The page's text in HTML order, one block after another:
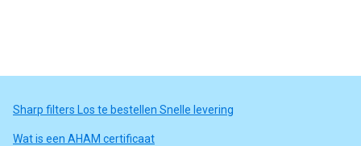
Sharp filters Los te bestellen Snelle levering
Wat is een AHAM certificaat